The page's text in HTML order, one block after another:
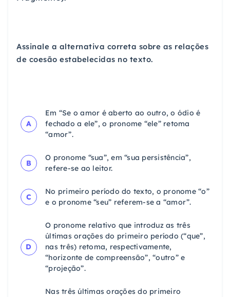
Assinale a alternativa correta sobre as relações
de coesão estabelecidas no texto.
A
Em “Se o amor é aberto ao outro, o ódio é
fechado a ele”, o pronome “ele” retoma
“amor”.
B
O pronome “sua”, em “sua persistência”,
refere-se ao leitor.
C
No primeiro período do texto, o pronome “o”
e o pronome “seu” referem-se a “amor”.
D
O pronome relativo que introduz as três
últimas orações do primeiro período (“que”,
nas três) retoma, respectivamente,
“horizonte de compreensão”, “outro” e
“projeção”.
Nas três últimas orações do primeiro